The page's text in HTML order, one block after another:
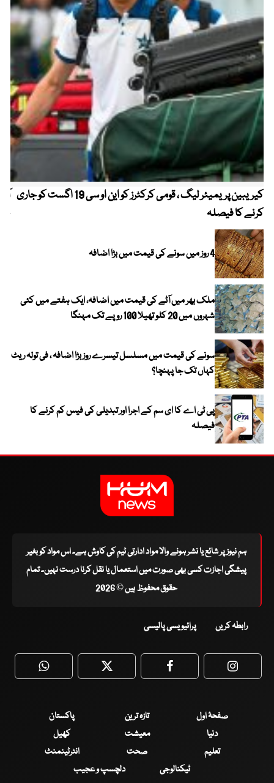
کیریبین پریمیئر لیگ ، قومی کرکٹرز کو این او سی 19 اگست کو جاری
کرنے کا فیصلہ
4 روز میں سونے کی قیمت میں بڑا اضافہ
ملک بھر میں آٹے کی قیمت میں اضافہ، ایک ہفتے میں کئی
شہروں میں 20 کلو تھیلا 100 روپے تک مہنگا
سونے کی قیمت میں مسلسل تیسرے روز بڑا اضافہ ، فی تولہ ریٹ
کہاں تک جا پہنچا؟
پی ٹی اے کا ای سم کے اجرا اور تبدیلی کی فیس کم کرنے کا
فیصلہ
ہم نیوز پر شائع یا نشر ہونے والا مواد ادارتی ٹیم کی کاوش ہے۔ اس مواد کو بغیر
پیشگی اجازت کسی بھی صورت میں استعمال یا نقل کرنا درست نہیں۔ تمام
حقوق محفوظ ہیں © 2026
رابطہ کریں پرائیویسی پالیسی
WhatsApp Twitter Facebook
صفحۂ اول تازہ ترین
پاکستان
دنیا
معیشت
کھیل
تعلیم
صحت
انٹرٹینمنٹ
ٹیکنالوجی
دلچسپ و عجیب